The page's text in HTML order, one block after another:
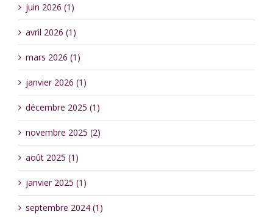
juin 2026 (1)
avril 2026 (1)
mars 2026 (1)
janvier 2026 (1)
décembre 2025 (1)
novembre 2025 (2)
août 2025 (1)
janvier 2025 (1)
septembre 2024 (1)